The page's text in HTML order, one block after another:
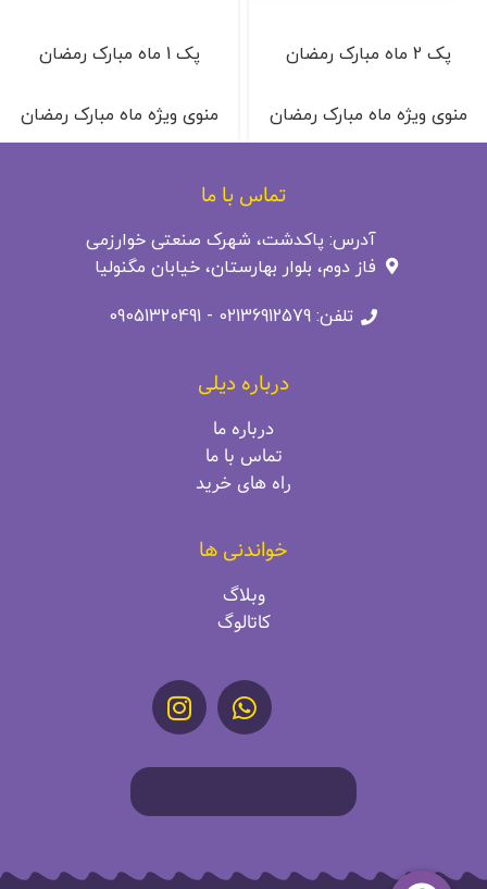
پک 2 ماه مبارک رمضان
منوی ویژه ماه مبارک رمضان
پک 1 ماه مبارک رمضان
منوی ویژه ماه مبارک رمضان
تماس با ما
آدرس: پاکدشت، شهرک صنعتی خوارزمی
فاز دوم، بلوار بهارستان، خیابان مگنولیا
تلفن: 02136912579 - 09051320491
درباره دیلی
درباره ما
تماس با ما
راه‌ های خرید
خواندنی ها
وبلاگ
کاتالوگ